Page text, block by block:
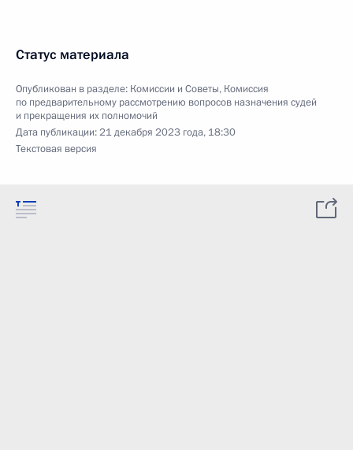
Статус материала
Опубликован в разделе: Комиссии и Советы, Комиссия
по предварительному рассмотрению вопросов назначения судей
и прекращения их полномочий
Дата публикации:21 декабря 2023 года, 18:30
Текстовая версия